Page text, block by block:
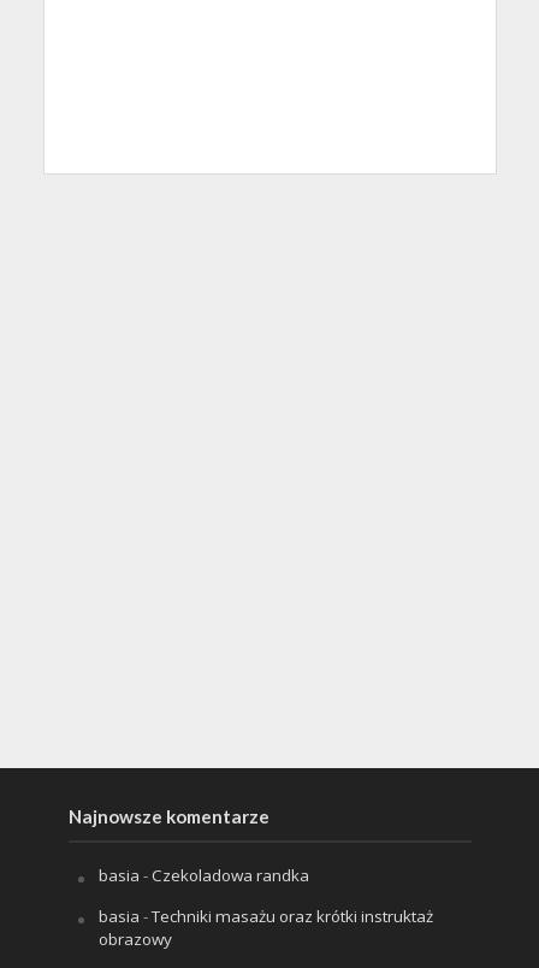
Najnowsze komentarze
basia -Czekoladowa randka
basia -Techniki masażu oraz krótki instruktaż
obrazowy